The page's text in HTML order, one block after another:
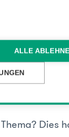
ALLE
/
Dies